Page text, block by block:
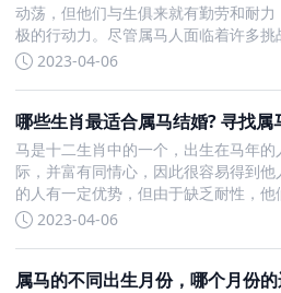
动荡，但他们与生俱来就有勤劳和耐
极的行动力。尽管属马人面临着许多
候，通常在年轻时就能在社会上有所成
2023-04-06
哪些生肖最适合属马结婚? 寻找属
马是十二生肖中的一个，出生在马年
际，并富有同情心，因此很容易得到
的人有一定优势，但由于缺乏耐性，
要目标，不会轻易沉溺于情爱当中。属
2023-04-06
属马的不同出生月份，哪个月份